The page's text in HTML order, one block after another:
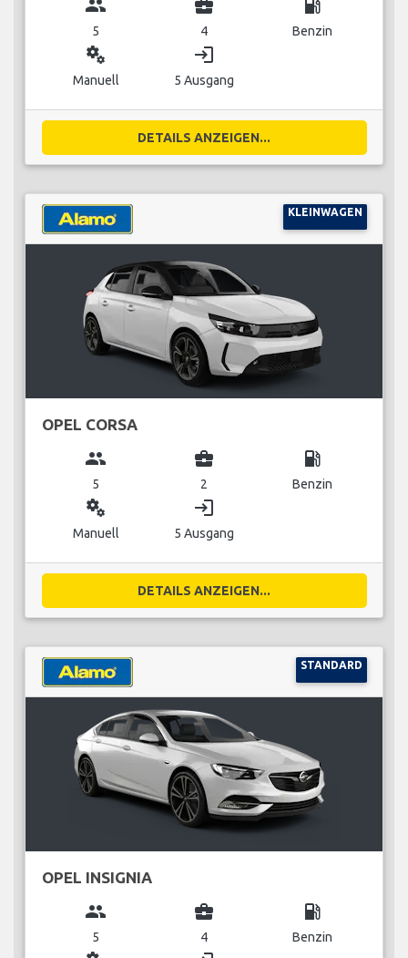
group
5
business_center
4
local_gas_station
Benzin
miscellaneous_services
Manuell
login
5 Ausgang
DETAILS ANZEIGEN...
KLEINWAGEN
OPEL CORSA
group
5
business_center
2
local_gas_station
Benzin
miscellaneous_services
Manuell
login
5 Ausgang
DETAILS ANZEIGEN...
STANDARD
OPEL INSIGNIA
group
5
business_center
4
local_gas_station
Benzin